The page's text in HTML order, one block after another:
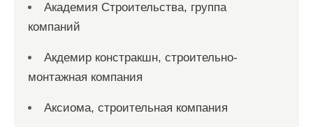
Академия Строительства, группа
компаний
Акдемир констракшн, строительно-
монтажная компания
Аксиома, строительная компания